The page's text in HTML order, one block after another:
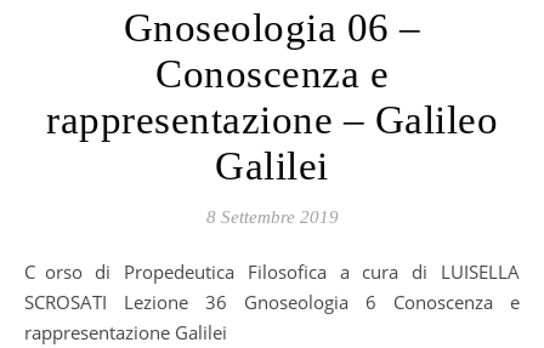
Gnoseologia 06 –
Conoscenza e
rappresentazione – Galileo
Galilei
8 Settembre 2019
Corso di Propedeutica Filosofica a cura di LUISELLA
SCROSATI Lezione 36 Gnoseologia 6 Conoscenza e
rappresentazione Galilei